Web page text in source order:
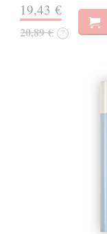
19,43 €
20,89 € ?